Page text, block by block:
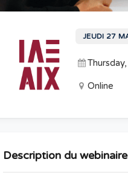
JEUDI 27
Online
Description du webinaire